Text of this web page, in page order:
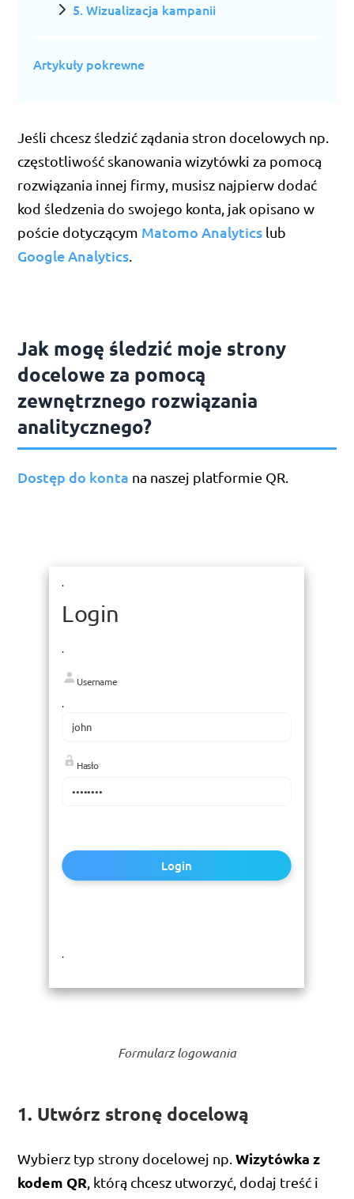
5. Wizualizacja kampanii
Artykuły pokrewne
Jeśli chcesz śledzić ządania stron docelowych np.
częstotliwość skanowania wizytówki za pomocą
rozwiązania innej firmy, musisz najpierw dodać
kod śledzenia do swojego konta, jak opisano w
poście dotyczącym Matomo Analytics lub
Google Analytics
Jak mogę śledzić moje strony
docelowe za pomocą
zewnętrznego rozwiązania
analitycznego?
Dostęp do konta na naszej platformie QR.
.
Login
.
Username
.
Hasło
Login
.
Formularz logowania
1. Utwórz stronę docelową
Wybierz typ strony docelowej np.Wizytówka z
kodem QR , którą chcesz utworzyć, dodaj treść i